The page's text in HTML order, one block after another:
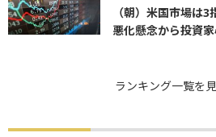
（朝）米国市場は
悪化懸念から投資
ランキング一覧を